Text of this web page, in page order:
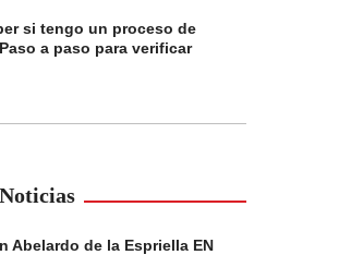
si tengo un proceso de
a paso para verificar
Abelardo de la Espriella EN